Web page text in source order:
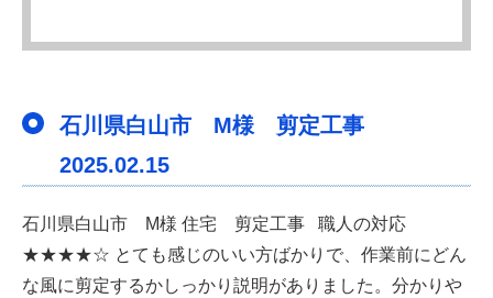
石川県白山市 M様 剪定工事
2025.02.15
石川県白山市 M様 住宅 剪定工事 職人の対応
★★★★☆ とても感じのいい方ばかりで、作業前にどん
な風に剪定するかしっかり説明がありました。分かりや